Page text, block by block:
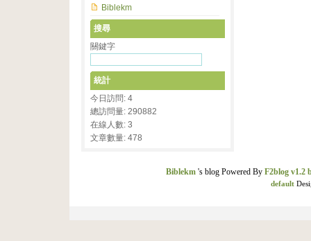
Biblekm
搜尋
關鍵字
統計
今日訪問: 4
總訪問量: 290882
在線人數: 3
文章數量: 478
Biblekm 's blog Powered By F2blog v1.2
default